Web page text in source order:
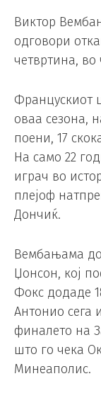
Виктор
одговори
четвртина, во
Францускиот
оваа сезона,
поени, 17
На само 22
играч во
плејоф
Дончиќ.
Вембањама
Џонсон, кој
Фокс додаде
Антонио сега
финалето на
што го чека
Минеаполис.